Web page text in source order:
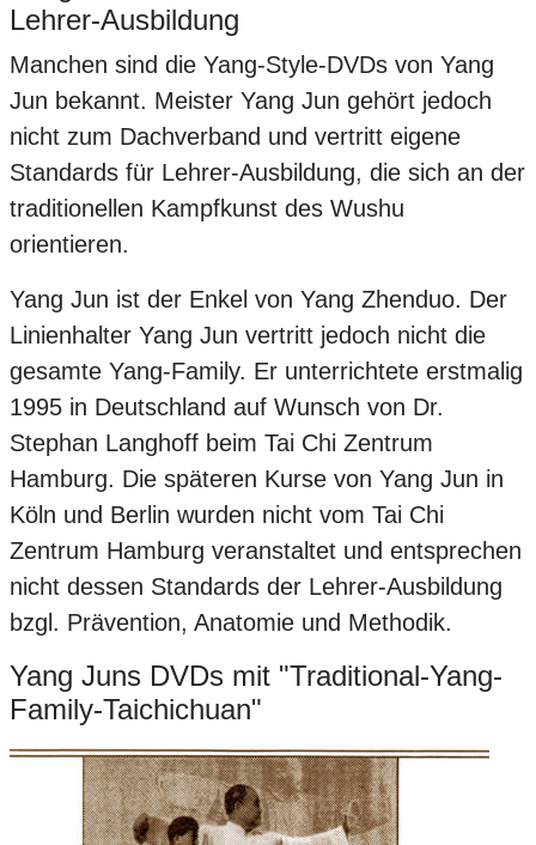
Lehrer-Ausbildung
Manchen sind die Yang-Style-DVDs von Yang
Jun bekannt. Meister Yang Jun gehört jedoch
nicht zum Dachverband und vertritt eigene
Standards für Lehrer-Ausbildung, die sich an der
traditionellen Kampfkunst des Wushu
orientieren.
Yang Jun ist der Enkel von Yang Zhenduo. Der
Linienhalter Yang Jun vertritt jedoch nicht die
gesamte Yang-Family. Er unterrichtete erstmalig
1995 in Deutschland auf Wunsch von Dr.
Stephan Langhoff beim Tai Chi Zentrum
Hamburg. Die späteren Kurse von Yang Jun in
Köln und Berlin wurden nicht vom Tai Chi
Zentrum Hamburg veranstaltet und entsprechen
nicht dessen Standards der Lehrer-Ausbildung
bzgl. Prävention, Anatomie und Methodik.
Yang Juns DVDs mit "Traditional-Yang-
Family-Taichichuan"